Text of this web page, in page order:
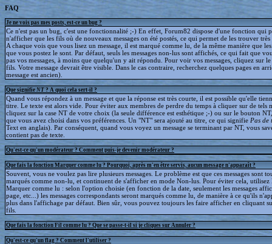
FAQ
Je ne vois pas mes posts, est-ce un bug ?
Ce n'est pas un bug, c'est une fonctionnalité ;-) En effet, Forum82 dispose d'une fonction qui
n'afficher que les fils où de nouveaux messages on été postés, ce qui permet de les trouver
A chaque vois que vous lisez un message, il est marqué comme lu, de la même manière que les
que vous postez le sont. Par défaut, seuls les messages non-lus sont affichés, ce qui fait que
pas vos messages, à moins que quelqu'un y ait répondu. Pour voir vos messages, cliquez sur
fils. Votre message devrait être visible. Dans le cas contraire, recherchez quelques pages en
message est ancien).
Que signifie NT ? A quoi cela sert-il ?
Quand vous répondez à un message et que la réponse est très courte, il est possible qu'elle
titre. Le texte est alors vide. Pour éviter aux membres de perdre du temps à cliquer sur de tels
cliquez sur la case NT de votre choix (la seule différence est esthétique ;-) ou sur le bouton
que vous avez choisi dans vos préférences. Un "NT" sera ajouté au titre, ce qui signifie Pas de
Text en anglais). Par conséquent, quand vous voyez un message se terminant par NT, vous
contient pas de texte.
Qu'est-ce qu'un modérateur ? Comment puis-je devenir modérateur ?
Que fais la fonction Marquer comme lu ? Pourquoi, après m'en être servis, aucun message n'apparaît ?
Souvent, vous ne voulez pas lire plusieurs messages. Le problème est que ces messages sont
marqués comme non-lu, et continuent de s'afficher en mode Non-lus. Pour éviter cela,
Marquer comme lu : selon l'option choisie (en fonction de la date, seulement les messages
page, etc...) les messages correspondants seront marqués comme lu, de manière à ce qu'ils
plus dans l'affichage par défaut. Bien sûr, vous pouvez toujours les faire afficher en cliquant
fils.
Que fais la fonction Fil comme lu ? Que se passe-t-il si je cliques sur Annuler ?
Qu'est-ce qu'un flag ? Comment l'utiliser ?